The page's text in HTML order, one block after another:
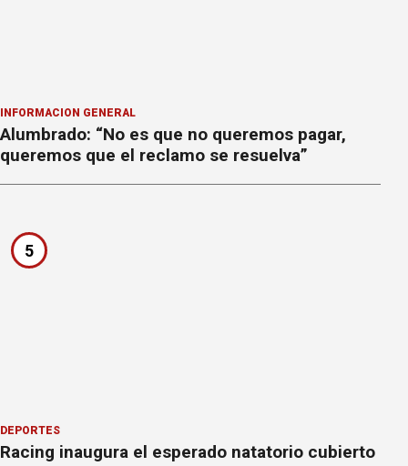
INFORMACION GENERAL
Alumbrado: “No es que no queremos pagar,
queremos que el reclamo se resuelva”
5
DEPORTES
Racing inaugura el esperado natatorio cubierto